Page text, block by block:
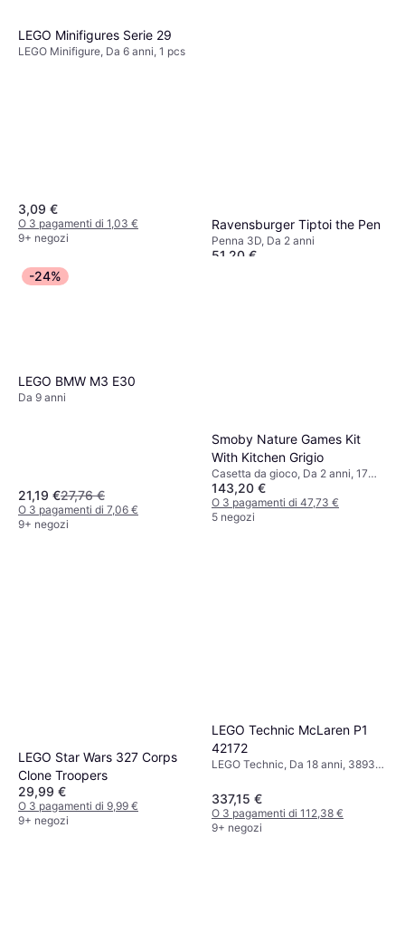
LEGO Minifigures Serie 29
LEGO Minifigure, Da 6 anni, 1 pcs
3,09 €
O 3 pagamenti di 1,03 €
9+ negozi
Ravensburger Tiptoi the Pen
Penna 3D, Da 2 anni
51,20 €
-24%
LEGO BMW M3 E30
Da 9 anni
21,19 €27,76 €
O 3 pagamenti di 7,06 €
9+ negozi
Smoby Nature Games Kit
With Kitchen Grigio
Casetta da gioco, Da 2 anni, 17
Pezzi
143,20 €
O 3 pagamenti di 47,73 €
5 negozi
LEGO Star Wars 327 Corps
Clone Troopers
29,99 €
O 3 pagamenti di 9,99 €
9+ negozi
LEGO Technic McLaren P1
42172
LEGO Technic, Da 18 anni, 3893
337,15 €
O 3 pagamenti di 112,38 €
9+ negozi